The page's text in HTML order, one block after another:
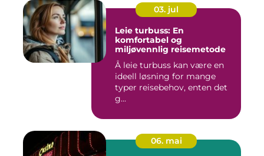
03. jul
Leie turbuss: En
komfortabel og
miljøvennlig reisemetode
Å leie turbuss kan være en
ideell løsning for mange
typer reisebehov, enten det
g...
06. mai